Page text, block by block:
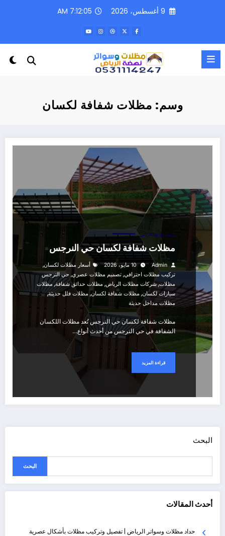
9 أغسطس، 2026 7:12:05 AM
وسم: مظلات شفافة لكسان
تركيب مظلات الرياض
مظلات شفافة لكسان حي النرجس
Admin 10 مايو، 2026 أسعار مظلات لكسان,
تركيب مظلات احترافي, تصميم مظلات عصري, حي النرجس
مظلات,شركات مظلات الرياض, مظلات حدائق شفافة, مظلات
سيارات لكسان, مظلات شفافة لكسان, مظلات فلل حديثة,
مظلات مداخل حديثة
مظلات شفافة لكسان حي النرجس تُعد مظلات اللكسان
الشفافة في حي النرجس من أحدث أنواع…
قراءة المزيد
البحث
البحث
أحدث المقالات
حداد مظلات وسواتر الرياض | تفصيل وتركيب مظلات بأشكال عصرية